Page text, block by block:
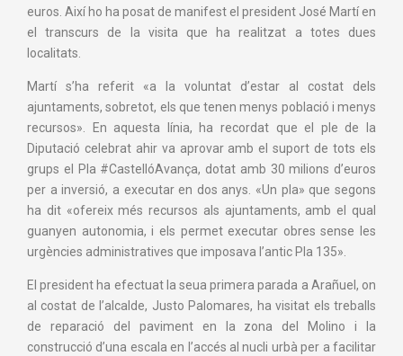
euros. Així ho ha posat de manifest el president José Martí en
el transcurs de la visita que ha realitzat a totes dues
localitats.
Martí s’ha referit «a la voluntat d’estar al costat dels
ajuntaments, sobretot, els que tenen menys població i menys
recursos». En aquesta línia, ha recordat que el ple de la
Diputació celebrat ahir va aprovar amb el suport de tots els
grups el Pla #CastellóAvança, dotat amb 30 milions d’euros
per a inversió, a executar en dos anys. «Un pla» que segons
ha dit «ofereix més recursos als ajuntaments, amb el qual
guanyen autonomia, i els permet executar obres sense les
urgències administratives que imposava l’antic Pla 135».
El president ha efectuat la seua primera parada a Arañuel, on
al costat de l’alcalde, Justo Palomares, ha visitat els treballs
de reparació del paviment en la zona del Molino i la
construcció d’una escala en l’accés al nucli urbà per a facilitar